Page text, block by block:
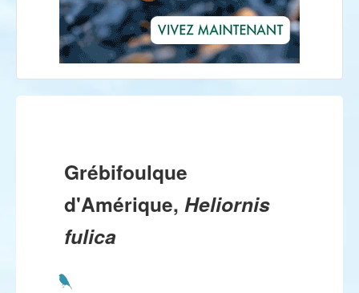
Grébifoulque
d'Amérique, Heliornis
fulica